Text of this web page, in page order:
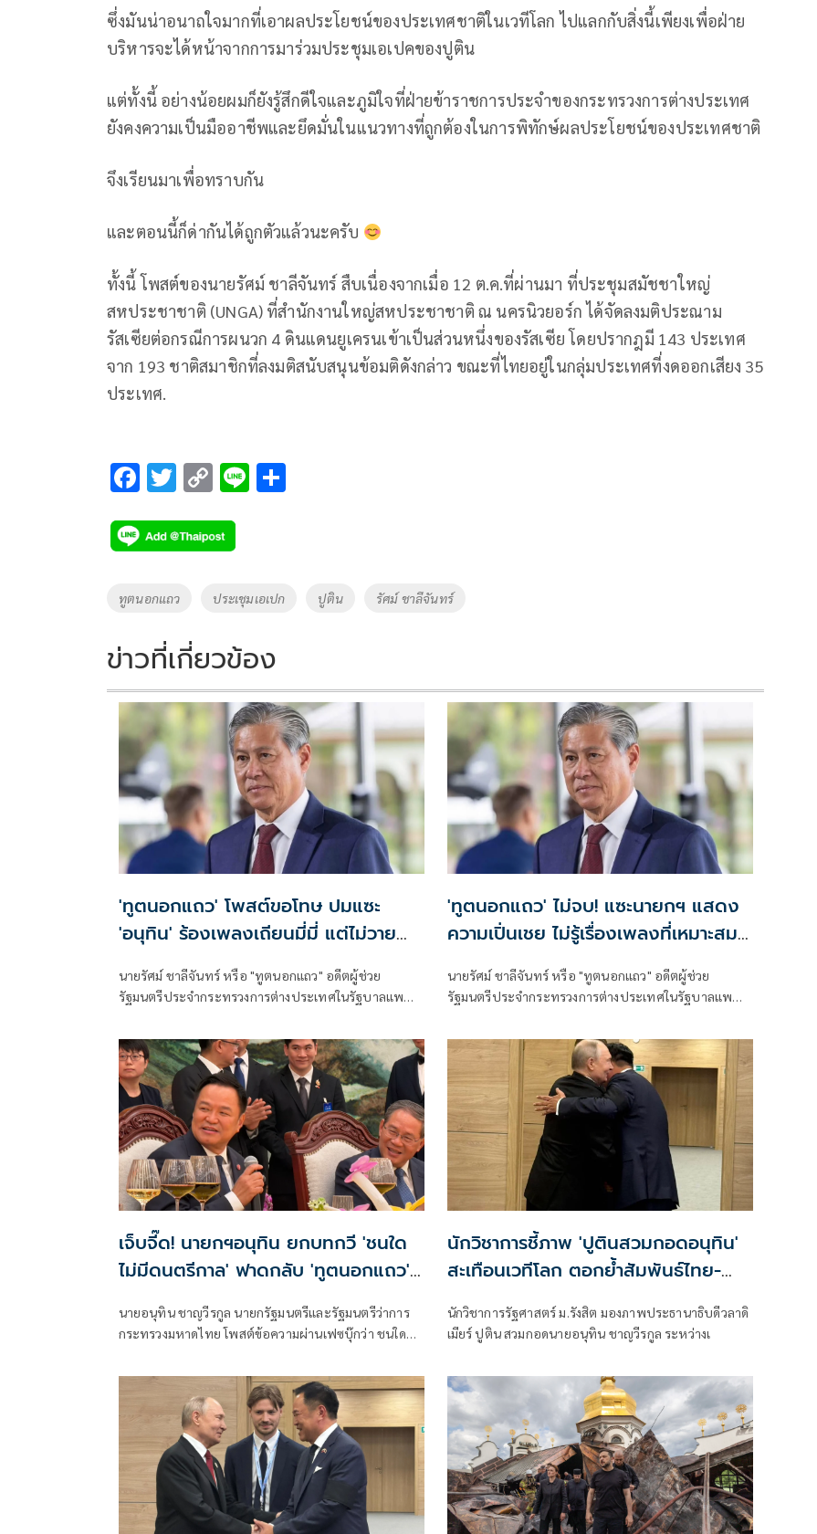
ซึ่งมันน่าอนาถใจมากที่เอาผลประโยชน์ของประเทศชาติในเวทีโลก ไปแลกกับสิ่งนี้เพียงเพื่อฝ่าย
บริหารจะได้หน้าจากการมาร่วมประชุมเอเปคของปูติน
แต่ทั้งนี้ อย่างน้อยผมก็ยังรู้สึกดีใจและภูมิใจที่ฝ่ายข้าราชการประจำของกระทรวงการต่างประเทศ
ยังคงความเป็นมืออาชีพและยึดมั่นในแนวทางที่ถูกต้องในการพิทักษ์ผลประโยชน์ของประเทศชาติ
จึงเรียนมาเพื่อทราบกัน
และตอนนี้ก็ด่ากันได้ถูกตัวแล้วนะครับ
ทั้งนี้ โพสต์ของนายรัศม์ ชาลีจันทร์ สืบเนื่องจากเมื่อ 12 ต.ค.ที่ผ่านมา ที่ประชุมสมัชชาใหญ่
สหประชาชาติ (UNGA) ที่สำนักงานใหญ่สหประชาชาติ ณ นครนิวยอร์ก ได้จัดลงมติประณาม
รัสเซียต่อกรณีการผนวก 4 ดินแดนยูเครนเข้าเป็นส่วนหนึ่งของรัสเซีย โดยปรากฎมี 143 ประเทศ
จาก 193 ชาติสมาชิกที่ลงมติสนับสนุนข้อมติดังกล่าว ขณะที่ไทยอยู่ในกลุ่มประเทศที่งดออกเสียง 35
ประเทศ.
F
e
b
o
k
T
tt
er
C
p
y
Li
k
Li
Tags
ทูตนอกแถว ประเชุมเอเปก ปูติน รัศม์ ชาลีจันทร์
ข่าวที่เกี่ยวข้อง
'ทูตนอกแถว' โพสต์ขอโทษ ปมแซะ
'อนุทิน' ร้องเพลงเถียนมี่มี่ แต่ไม่วาย
นายรัศม์ ชาลีจันทร์ หรือ "ทูตนอกแถว" อดีตผู้ช่วย
รัฐมนตรีประจำกระทรวงการต่างประเทศในรัฐบาลแพ
มาบอกว่านายกไทยร้องเพลงเถียนมี่มี่ในงานเลี้ยงกับนายก
จีนทำให้สัมพันธ์ไทย-จีนหวานชื่น
'ทูตนอกแถว' ไม่จบ! แซะนายกฯ แสดง
ความเปิ่นเชย ไม่รู้เรื่องเพลงที่เหมาะสม
นายรัศม์ ชาลีจันทร์ หรือ "ทูตนอกแถว" อดีตผู้ช่วย
รัฐมนตรีประจำกระทรวงการต่างประเทศในรัฐบาลแพ
ท้องกันใหญ่ ก็ถ้ามันไม่ได้อะไร ไม่เป็นอะไรอย่างที่ว่า
เจ็บจี๊ด! นายกฯอนุทิน ยกบทกวี 'ชนใด
ไม่มีดนตรีกาล' ฟาดกลับ 'ทูตนอกแถว'
นายอนุทิน ชาญวีรกูล นายกรัฐมนตรีและรัฐมนตรีว่าการ
กระทรวงมหาดไทย โพสต์ข้อความผ่านเฟซบุ๊กว่า ชนใด
นักวิชาการชี้ภาพ 'ปูตินสวมกอดอนุทิน'
สะเทือนเวทีโลก ตอกย้ำสัมพันธ์ไทย-
นักวิชาการรัฐศาสตร์ ม.รังสิต มองภาพประธานาธิบดีวลาดิ
เมียร์ ปูติน สวมกอดนายอนุทิน ชาญวีรกูล ระหว่างเ